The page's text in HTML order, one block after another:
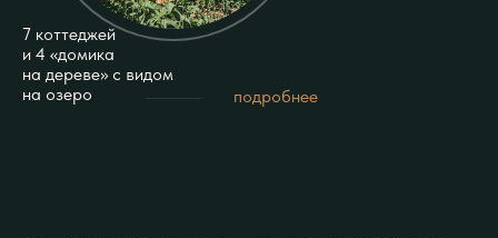
7 коттеджей
и 4 «домика
на дереве» с видом
на озеро
подробнее